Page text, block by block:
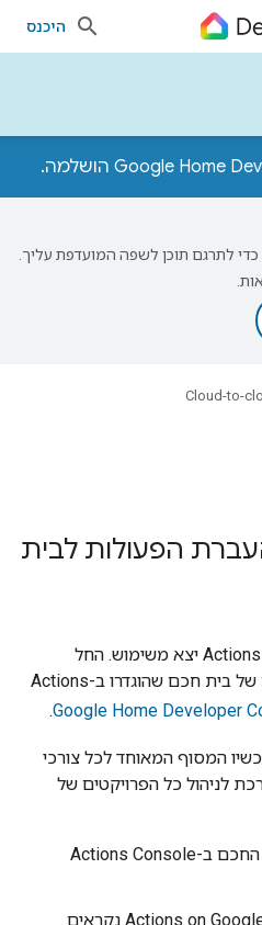
היכנס
‫Google משתמשת בטכנולוגיית AI כדי לתרגם תוכן לשפה המועדפת עליך.
Cloud-to-
הפעולות לבית
יצא משימוש. החל
Actions
Google Home Developer
.
המסוף המאוחד לכל צורכי
לניהול כל הפרויקטים של
החכם ב-Actions Console
Actions on נקראים